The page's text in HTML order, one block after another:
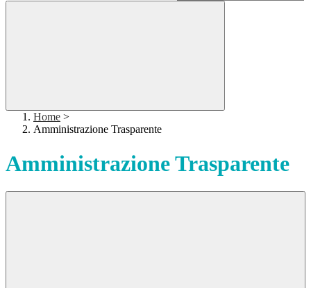
Home >
Amministrazione Trasparente
Amministrazione Trasparente